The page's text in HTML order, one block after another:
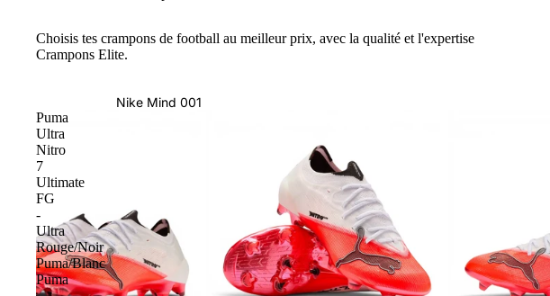
Nike Mind 001
Choisis tes crampons de football au meilleur prix, avec la qualité et l'expertise
Crampons Elite.
Puma
Ultra
Nitro
7
Ultimate
FG
-
Ultra
Rouge/Noir
Puma/Blanc
Puma